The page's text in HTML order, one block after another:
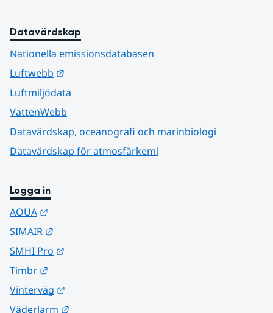
Datavärdskap
Nationella emissionsdatabasen
Luftwebb
Luftmiljödata
VattenWebb
Datavärdskap, oceanografi och marinbiologi
Datavärdskap för atmosfärkemi
Logga in
AQUA
SIMAIR
SMHI Pro
Timbr
Vinterväg
Väderlarm